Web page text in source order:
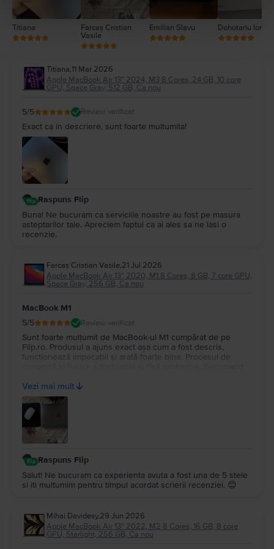
Titiana
Farcaș Cristian
Vasile
Emilian Slavu Dohotariu Ionut
Titiana,11 Mar 2026
Apple MacBook Air 13″ 2024, M3 8 Cores, 24 GB, 10 core
GPU, Space Gray, 512 GB, Ca nou
5/5 Review verificat
Exact ca in descriere, sunt foarte multumita!
Raspuns Flip
Buna! Ne bucuram ca serviciile noastre au fost pe masura
asteptarilor tale. Apreciem faptul ca ai ales sa ne lasi o
recenzie.
Farcaș Cristian Vasile,21 Jul 2026
Apple MacBook Air 13″ 2020, M1 8 Cores, 8 GB, 7 core GPU,
Space Gray, 256 GB, Ca nou
MacBook M1
5/5 Review verificat
Sunt foarte mulțumit de MacBook-ul M1 cumpărat de pe
Flip.ro. Produsul a ajuns exact așa cum a fost descris,
funcționează impecabil și arată foarte bine. Procesul de
Mulțumesc pentru experiența plăcută!
Vezi mai mult
Raspuns Flip
Salut! Ne bucuram ca experienta avuta a fost una de 5 stele
si iti multumim pentru timpul acordat scrierii recenziei. 😊
Mihai Davidesy,29 Jun 2026
Apple MacBook Air 13″ 2022, M2 8 Cores, 16 GB, 8 core
GPU, Starlight, 256 GB, Ca nou